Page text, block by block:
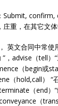
Submit, confirm,
庄重，在其它文
英文合同中常使
”，advise（tell）
（begin或
（hold,call） “
（end）
（